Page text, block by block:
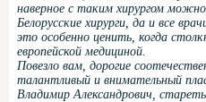
наверное с таким хирургом
Белорусские хирурги, да и все
это особенно ценить, когда
европейской медициной.
Повезло вам, дорогие
талантливый и внимательный
Владимир Александрович,